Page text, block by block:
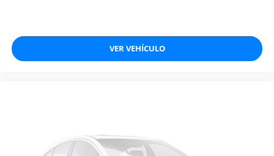
VER VEHÍCULO